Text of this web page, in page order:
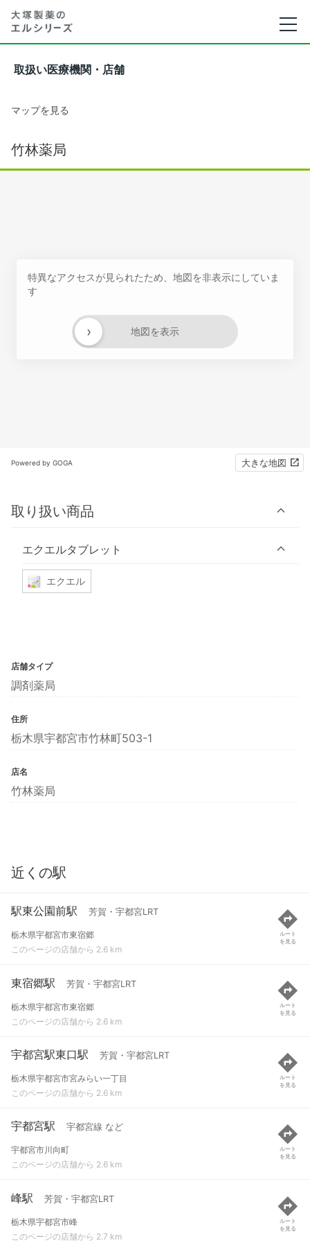
取扱い医療機関・店舗
マップを見る
竹林薬局
特異なアクセスが見られたため、地図を非表示にしていま
す
地図を表示
›
Powered by GOGA 大きな地図
取り扱い商品
エクエルタブレット
エクエル
店舗タイプ
調剤薬局
住所
栃木県宇都宮市竹林町503-1
店名
竹林薬局
近くの駅
駅東公園前駅 芳賀・宇都宮LRT
栃木県宇都宮市東宿郷
このページの店舗から 2.6 km
ルート
を見る
東宿郷駅 芳賀・宇都宮LRT
栃木県宇都宮市東宿郷
このページの店舗から 2.6 km
ルート
を見る
宇都宮駅東口駅 芳賀・宇都宮LRT
栃木県宇都宮市宮みらい一丁目
このページの店舗から 2.6 km
ルート
を見る
宇都宮駅 宇都宮線 など
宇都宮市川向町
このページの店舗から 2.6 km
ルート
を見る
峰駅 芳賀・宇都宮LRT
栃木県宇都宮市峰
このページの店舗から 2.7 km
ルート
を見る